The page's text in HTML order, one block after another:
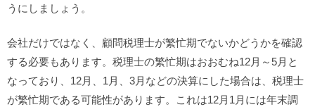
うにしましょう。
会社だけではなく、顧問税理士が繁忙期でないかどうかを確認
する必要もあります。税理士の繁忙期はおおむね12月～5月と
なっており、12月、1月、3月などの決算にした場合は、税理士
が繁忙期である可能性があります。これは12月1月には年末調